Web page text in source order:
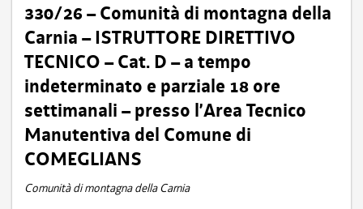
330/26 – Comunità di montagna della
Carnia – ISTRUTTORE DIRETTIVO
TECNICO – Cat. D – a tempo
indeterminato e parziale 18 ore
settimanali – presso l’Area Tecnico
Manutentiva del Comune di
COMEGLIANS
Comunità di montagna della Carnia